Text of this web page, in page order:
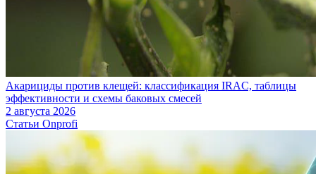
Акарициды против клещей: классификация IRAC, таблицы
эффективности и схемы баковых смесей
2 августа 2026
Статьи Onprofi